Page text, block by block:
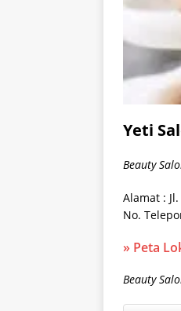
Yeti
Beauty
Alamat :
No.
» Peta
Beauty